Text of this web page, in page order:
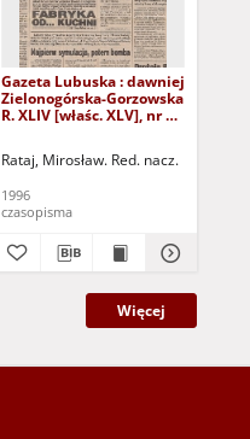
Gazeta Lubuska : dawniej
Zielonogórska-Gorzowska
R. XLIV [właśc. XLV], nr 52
Rataj, Mirosław. Red. nacz.
1996
czasopisma
Więcej